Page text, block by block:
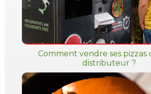
Comment vendre ses pizzas
distributeur ?